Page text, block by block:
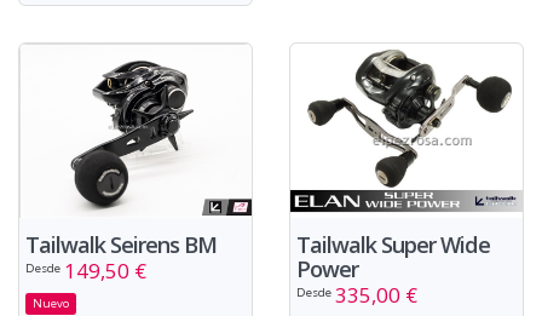
Tailwalk Seirens BM
Desde 149,50 €
Nuevo
Tailwalk Super Wide
Power
Desde 335,00 €